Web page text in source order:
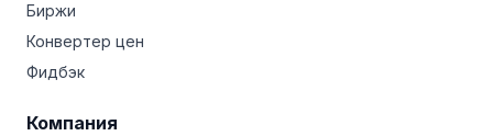
Биржи
Конвертер цен
Фидбэк
Компания